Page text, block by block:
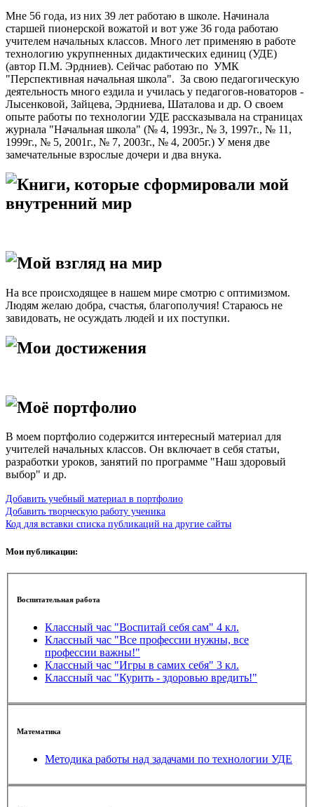
Мне 56 года, из них 39 лет работаю в школе. Начинала
старшей пионерской вожатой и вот уже 36 года работаю
учителем начальных классов. Много лет применяю в работе
технологию укрупненных дидактических единиц (УДЕ)
(автор П.М. Эрдниев). Сейчас работаю по УМК
"Перспективная начальная школа". За свою педагогическую
деятельность много ездила и училась у педагогов-новаторов -
Лысенковой, Зайцева, Эрдниева, Шаталова и др. О своем
опыте работы по технологии УДЕ рассказывала на страницах
журнала "Начальная школа" (№ 4, 1993г., № 3, 1997г., № 11,
1999г., № 5, 2001г., № 7, 2003г., № 4, 2005г.) У меня две
замечательные взрослые дочери и два внука.
Книги, которые сформировали мой
внутренний мир
Мой взгляд на мир
На все происходящее в нашем мире смотрю с оптимизмом.
Людям желаю добра, счастья, благополучия! Стараюсь не
завидовать, не осуждать людей и их поступки.
Мои достижения
Моё портфолио
В моем портфолио содержится интересный материал для
учителей начальных классов. Он включает в себя статьи,
разработки уроков, занятий по программе "Наш здоровый
выбор" и др.
Добавить учебный материал в портфолио
Добавить творческую работу ученика
Код для вставки списка публикаций на другие сайты
Мои публикации:
Воспитательная работа
Классный час "Воспитай себя сам" 4 кл.
Классный час "Все профессии нужны, все
профессии важны!"
Классный час "Игры в самих себя" 3 кл.
Классный час "Курить - здоровью вредить!"
Математика
Методика работы над задачами по технологии УДЕ